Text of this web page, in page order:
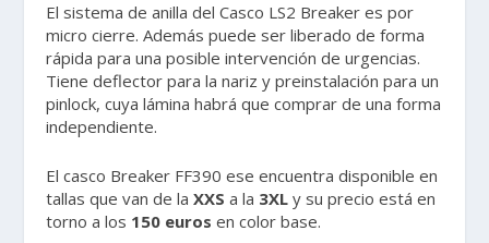
El sistema de anilla del Casco LS2 Breaker es por
micro cierre. Además puede ser liberado de forma
rápida para una posible intervención de urgencias.
Tiene deflector para la nariz y preinstalación para un
pinlock, cuya lámina habrá que comprar de una forma
independiente.
El casco Breaker FF390 ese encuentra disponible en
tallas que van de laXXS a la 3XL y su precio está en
torno a los 150 euros en color base.